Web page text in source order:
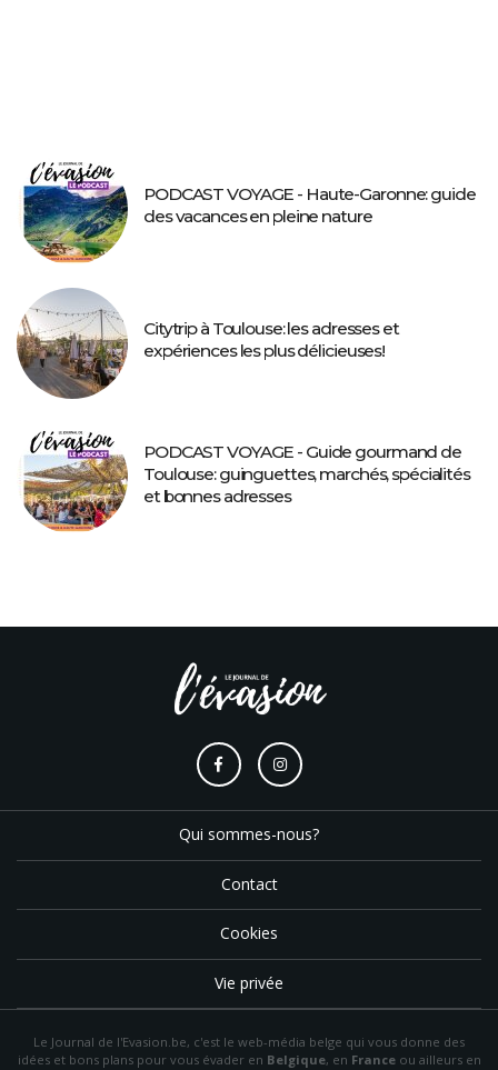
PODCAST VOYAGE - Haute-Garonne: guide
des vacances en pleine nature
Citytrip à Toulouse: les adresses et
expériences les plus délicieuses!
PODCAST VOYAGE - Guide gourmand de
Toulouse: guinguettes, marchés, spécialités
et bonnes adresses
Qui sommes-nous?
Contact
Cookies
Vie privée
Le Journal de l'Evasion.be, c'est le web-média belge qui vous donne des
idées et bons plans pour vous évader en Belgique, en Franceou ailleurs en